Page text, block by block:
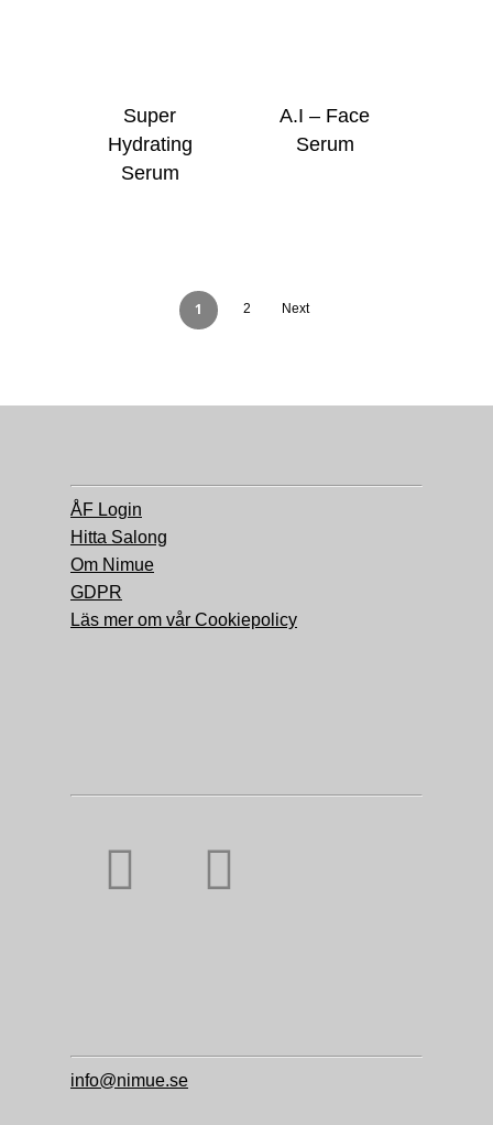
Super
Hydrating
Serum
A.I – Face
Serum
1 2 Next
ÅF Login
Hitta Salong
Om Nimue
GDPR
Läs mer om vår Cookiepolicy
info@nimue.se